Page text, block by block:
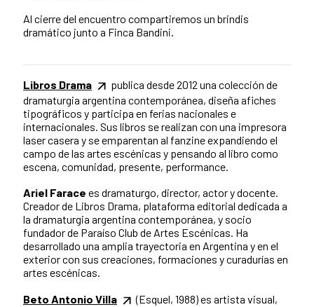
Al cierre del encuentro compartiremos un brindis
dramático junto a Finca Bandini.
Libros Drama
publica desde 2012 una colección de
dramaturgia argentina contemporánea, diseña afiches
tipográficos y participa en ferias nacionales e
internacionales. Sus libros se realizan con una impresora
laser casera y se emparentan al fanzine expandiendo el
campo de las artes escénicas y pensando al libro como
escena, comunidad, presente, performance.
Ariel Farace es dramaturgo, director, actor y docente.
Creador de Libros Drama, plataforma editorial dedicada a
la dramaturgia argentina contemporánea, y socio
fundador de Paraíso Club de Artes Escénicas. Ha
desarrollado una amplia trayectoria en Argentina y en el
exterior con sus creaciones, formaciones y curadurías en
artes escénicas.
Beto Antonio Villa
(Esquel, 1988) es artista visual,